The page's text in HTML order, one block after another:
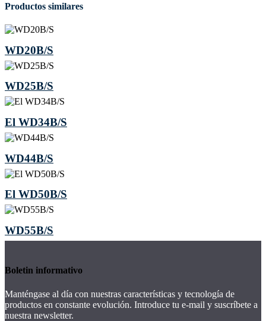
Productos similares
WD20B/S
WD25B/S
El WD34B/S
WD44B/S
El WD50B/S
WD55B/S
Boletin informativo
Manténgase al día con nuestras características y tecnología de
productos en constante evolución. Introduce tu e-mail y suscríbete a
nuestra newsletter.